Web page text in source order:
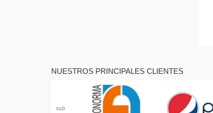
NUESTROS PRINCIPALES CLIENTES